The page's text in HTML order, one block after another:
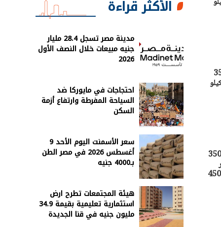
إذ سجل سعر اللحم الجملي 270 و350
سجل سعر كيلو
ترصد "أصول مصر" أسعار اللحوم بأنواعها اليوم الخميس 12 - 9 – 2024، إذ سجل سعر اللحم الجملي 270 و350
الأكثر قراءة
مدينة مصر تسجل 28.4 مليار
جنيه مبيعات خلال النصف الأول
2026
احتجاجات في مايوركا ضد
السياحة المفرطة وارتفاع أزمة
السكن
سعر الأسمنت اليوم الأحد 9
أغسطس 2026 في مصر الطن
بـ4000 جنيه
هيئة المجتمعات تطرح ارض
استثمارية تعليمية بقيمة 34.9
مليون جنيه في قنا الجديدة